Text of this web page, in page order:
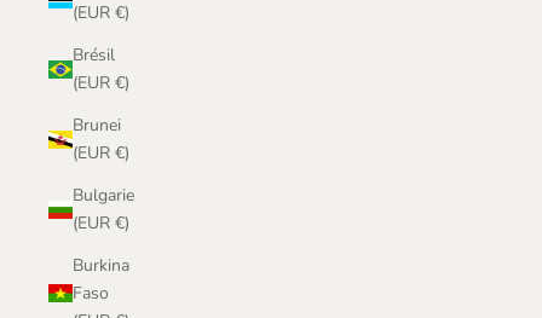
(EUR €)
Brésil
(EUR €)
Brunei
(EUR €)
Bulgarie
(EUR €)
Burkina
Faso